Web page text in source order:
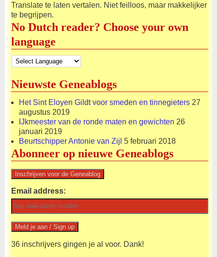
Translate te laten vertalen. Niet feilloos, maar makkelijker
te begrijpen.
No Dutch reader? Choose your own
language
Nieuwste Geneablogs
Het Sint Eloyen Gildt voor smeden en tinnegieters 27
augustus 2019
IJkmeester van de ronde maten en gewichten 26
januari 2019
Beurtschipper Antonie van Zijl 5 februari 2018
Abonneer op nieuwe Geneablogs
Email address:
36 inschrijvers gingen je al voor. Dank!